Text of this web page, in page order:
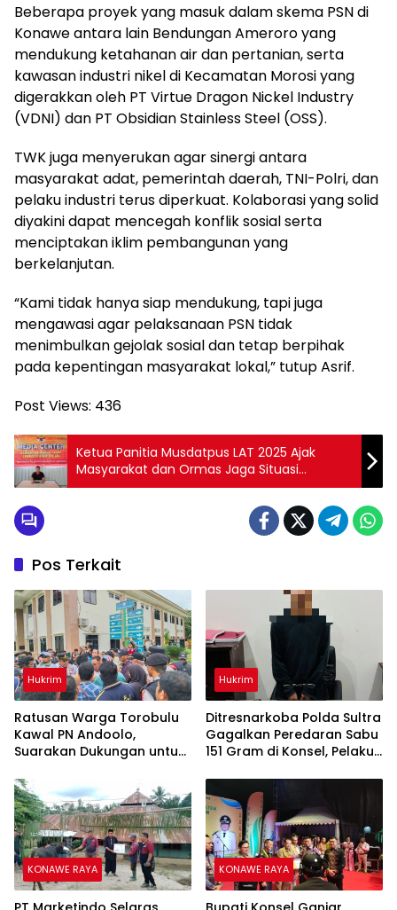
Beberapa proyek yang masuk dalam skema PSN di
Konawe antara lain Bendungan Ameroro yang
mendukung ketahanan air dan pertanian, serta
kawasan industri nikel di Kecamatan Morosi yang
digerakkan oleh PT Virtue Dragon Nickel Industry
(VDNI) dan PT Obsidian Stainless Steel (OSS).
TWK juga menyerukan agar sinergi antara
masyarakat adat, pemerintah daerah, TNI-Polri, dan
pelaku industri terus diperkuat. Kolaborasi yang solid
diyakini dapat mencegah konflik sosial serta
menciptakan iklim pembangunan yang
berkelanjutan.
“Kami tidak hanya siap mendukung, tapi juga
mengawasi agar pelaksanaan PSN tidak
menimbulkan gejolak sosial dan tetap berpihak
pada kepentingan masyarakat lokal,” tutup Asrif.
Post Views: 436
Ketua Panitia Musdatpus LAT 2025 Ajak
Masyarakat dan Ormas Jaga Situasi
Kamtibmas
Pos Terkait
Hukrim
‎Ratusan Warga Torobulu
Kawal PN Andoolo,
Suarakan Dukungan untuk
Hukrim
Ditresnarkoba Polda Sultra
Gagalkan Peredaran Sabu
151 Gram di Konsel, Pelaku
Narapidana di Dalam
Lapas
KONAWE RAYA KONAWE RAYA